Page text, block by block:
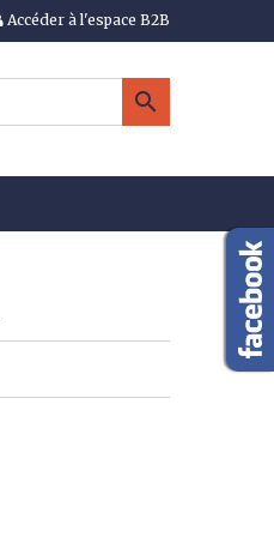
Accéder à l'espace B2B
